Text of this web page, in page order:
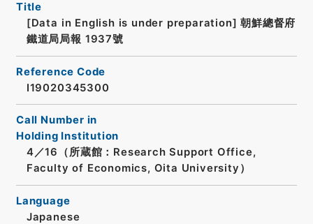
Title
[Data in English is under preparation] 朝鮮總督府
鐵道局局報 1937號
Reference Code
I19020345300
Call Number in
Holding Institution
4／16（所蔵館：Research Support Office,
Faculty of Economics, Oita University）
Language
Japanese